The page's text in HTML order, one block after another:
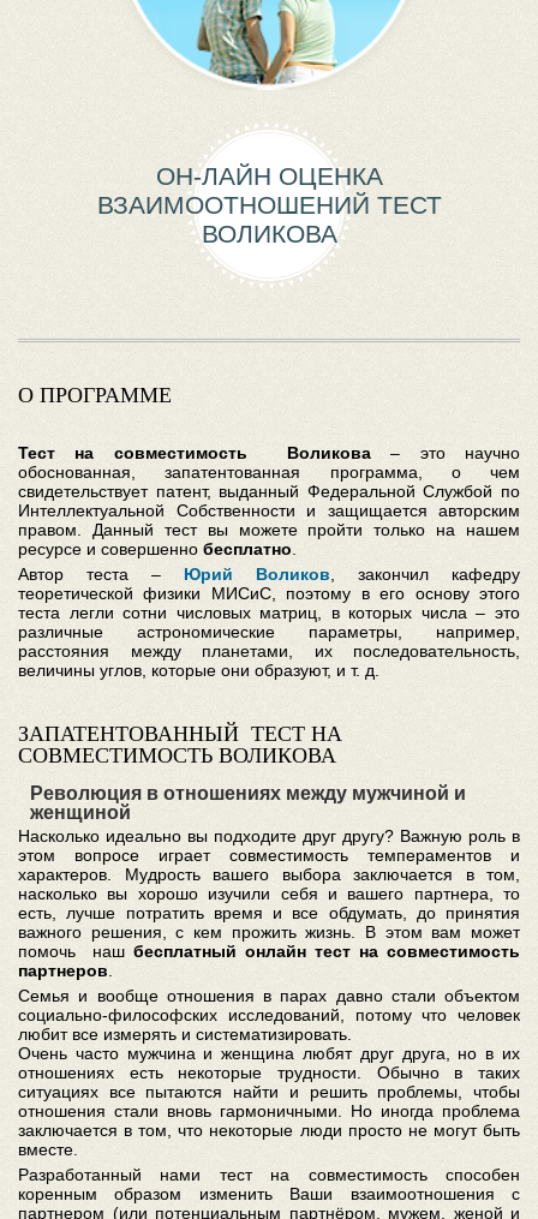
ОН-ЛАЙН ОЦЕНКА
ВЗАИМООТНОШЕНИЙ ТЕСТ
ВОЛИКОВА
О ПРОГРАММЕ
Тест на совместимость Воликова– это научно
обоснованная, запатентованная программа, о чем
свидетельствует патент, выданный Федеральной Службой по
Интеллектуальной Собственности и защищается авторским
правом. Данный тест вы можете пройти только на нашем
ресурсе и совершенно бесплатно
Автор теста – Юрий Воликов , закончил кафедру
теоретической физики МИСиС, поэтому в его основу этого
теста легли сотни числовых матриц, в которых числа – это
различные астрономические параметры, например,
расстояния между планетами, их последовательность,
величины углов, которые они образуют, и т. д.
ЗАПАТЕНТОВАННЫЙ ТЕСТ НА
СОВМЕСТИМОСТЬ ВОЛИКОВА
Революция в отношениях между мужчиной и
женщиной
Насколько идеально вы подходите друг другу? Важную роль в
этом вопросе играет совместимость темпераментов и
характеров. Мудрость вашего выбора заключается в том,
насколько вы хорошо изучили себя и вашего партнера, то
есть, лучше потратить время и все обдумать, до принятия
важного решения, с кем прожить жизнь. В этом вам может
помочь наш бесплатный онлайн тест на совместимость
партнеров
Семья и вообще отношения в парах давно стали объектом
социально-философских исследований, потому что человек
любит все измерять и систематизировать.
Очень часто мужчина и женщина любят друг друга, но в их
отношениях есть некоторые трудности. Обычно в таких
ситуациях все пытаются найти и решить проблемы, чтобы
отношения стали вновь гармоничными. Но иногда проблема
заключается в том, что некоторые люди просто не могут быть
вместе.
Разработанный нами тест на совместимость способен
коренным образом изменить Ваши взаимоотношения с
партнером (или потенциальным партнёром, мужем, женой и